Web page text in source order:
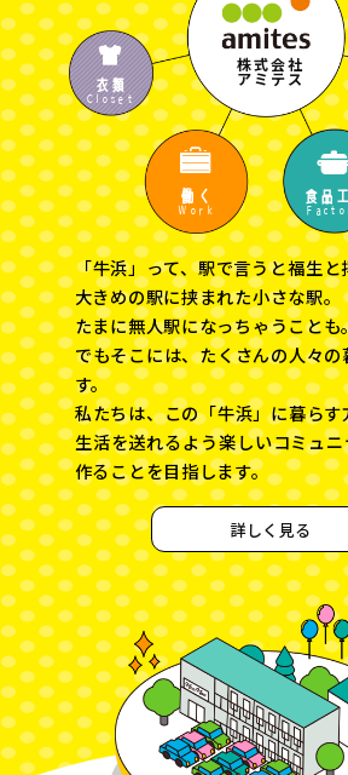
「牛浜」って、駅で言うと福生
大きめの駅に挟まれた小さな駅。
たまに無人駅になっちゃうことも
でもそこには、たくさんの人々
す。
私たちは、この「牛浜」に暮ら
生活を送れるよう楽しいコミュ
作ることを目指します。
詳しく見る
株式会社
アミテス
食品
働く
Work
衣類
Closet